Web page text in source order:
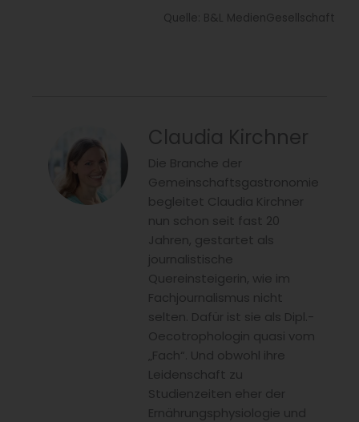
Quelle: B&L MedienGesellschaft
Claudia Kirchner
Die Branche der
Gemeinschaftsgastronomie
begleitet Claudia Kirchner
nun schon seit fast 20
Jahren, gestartet als
journalistische
Quereinsteigerin, wie im
Fachjournalismus nicht
selten. Dafür ist sie als Dipl.-
Oecotrophologin quasi vom
„Fach“. Und obwohl ihre
Leidenschaft zu
Studienzeiten eher der
Ernährungsphysiologie und